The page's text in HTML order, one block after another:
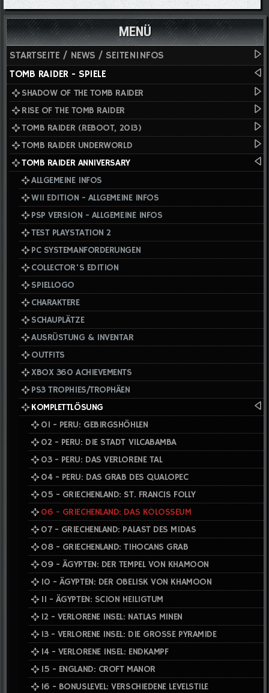
MENÜ
STARTSEITE / NEWS / SEITENINFOS
TOMB RAIDER - SPIELE
SHADOW OF THE TOMB RAIDER
RISE OF THE TOMB RAIDER
TOMB RAIDER (REBOOT, 2013)
TOMB RAIDER UNDERWORLD
TOMB RAIDER ANNIVERSARY
ALLGEMEINE INFOS
WII EDITION - ALLGEMEINE INFOS
PSP VERSION - ALLGEMEINE INFOS
TEST PLAYSTATION 2
PC SYSTEMANFORDERUNGEN
COLLECTOR'S EDITION
SPIELLOGO
CHARAKTERE
SCHAUPLÄTZE
AUSRÜSTUNG & INVENTAR
OUTFITS
XBOX 360 ACHIEVEMENTS
PS3 TROPHIES/TROPHÄEN
KOMPLETTLÖSUNG
01 - PERU: GEBIRGSHÖHLEN
02 - PERU: DIE STADT VILCABAMBA
03 - PERU: DAS VERLORENE TAL
04 - PERU: DAS GRAB DES QUALOPEC
05 - GRIECHENLAND: ST. FRANCIS FOLLY
06 - GRIECHENLAND: DAS KOLOSSEUM
07 - GRIECHENLAND: PALAST DES MIDAS
08 - GRIECHENLAND: TIHOCANS GRAB
09 - ÄGYPTEN: DER TEMPEL VON KHAMOON
10 - ÄGYPTEN: DER OBELISK VON KHAMOON
11 - ÄGYPTEN: SCION HEILIGTUM
12 - VERLORENE INSEL: NATLAS MINEN
13 - VERLORENE INSEL: DIE GROSSE PYRAMIDE
14 - VERLORENE INSEL: ENDKAMPF
15 - ENGLAND: CROFT MANOR
16 - BONUSLEVEL: VERSCHIEDENE LEVELSTILE